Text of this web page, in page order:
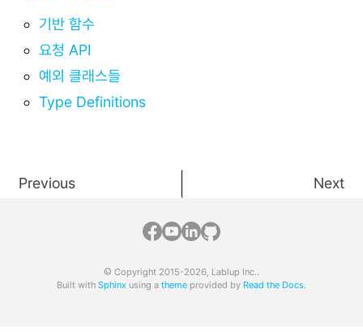
기반 함수
요청 API
예외 클래스들
Type Definitions
Previous Next
© Copyright 2015-2026, Lablup Inc..
Built with Sphinx using a theme provided by Read the Docs.